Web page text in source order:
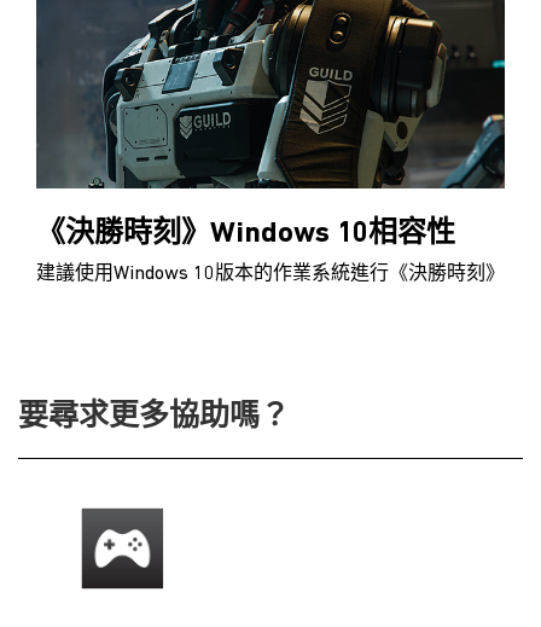
《決勝時刻》Windows 10相容性
建議使用Windows 10版本的作業系統進行《決勝時刻》
要尋求更多協助嗎？